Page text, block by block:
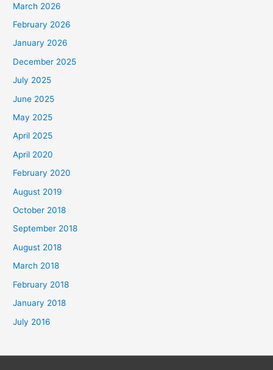
o
r
i
March 2026
February 2026
January 2026
December 2025
July 2025
June 2025
May 2025
April 2025
April 2020
February 2020
August 2019
October 2018
September 2018
August 2018
March 2018
February 2018
January 2018
July 2016